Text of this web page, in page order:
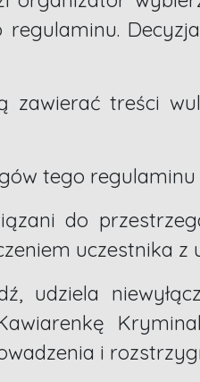
zawierać treści
tego
do
uczestnika z
udziela
i